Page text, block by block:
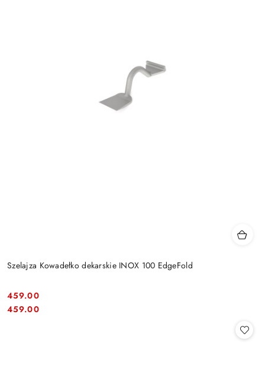
Szelajza Kowadełko dekarskie INOX 100 EdgeFold
Cena:
459.00
Cena:
459.00